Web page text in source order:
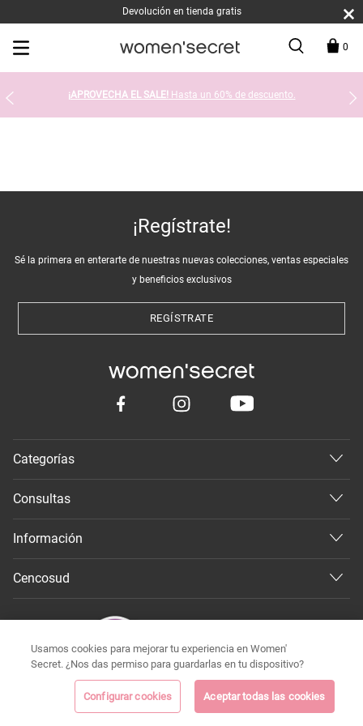
Devolución en tienda gratis
0
¡APROVECHA EL SALE! Hasta un 60% de descuento.
¡Regístrate!
Sé la primera en enterarte de nuestras nuevas colecciones, ventas especiales
y beneficios exclusivos
REGÍSTRATE
Categorías
Consultas
Información
Cencosud
Todos los derechos reservados 2026 ©
Usamos cookies para mejorar tu experiencia en Women'
Secret. ¿Nos das permiso para guardarlas en tu dispositivo?
Configurar cookies Aceptar todas las cookies